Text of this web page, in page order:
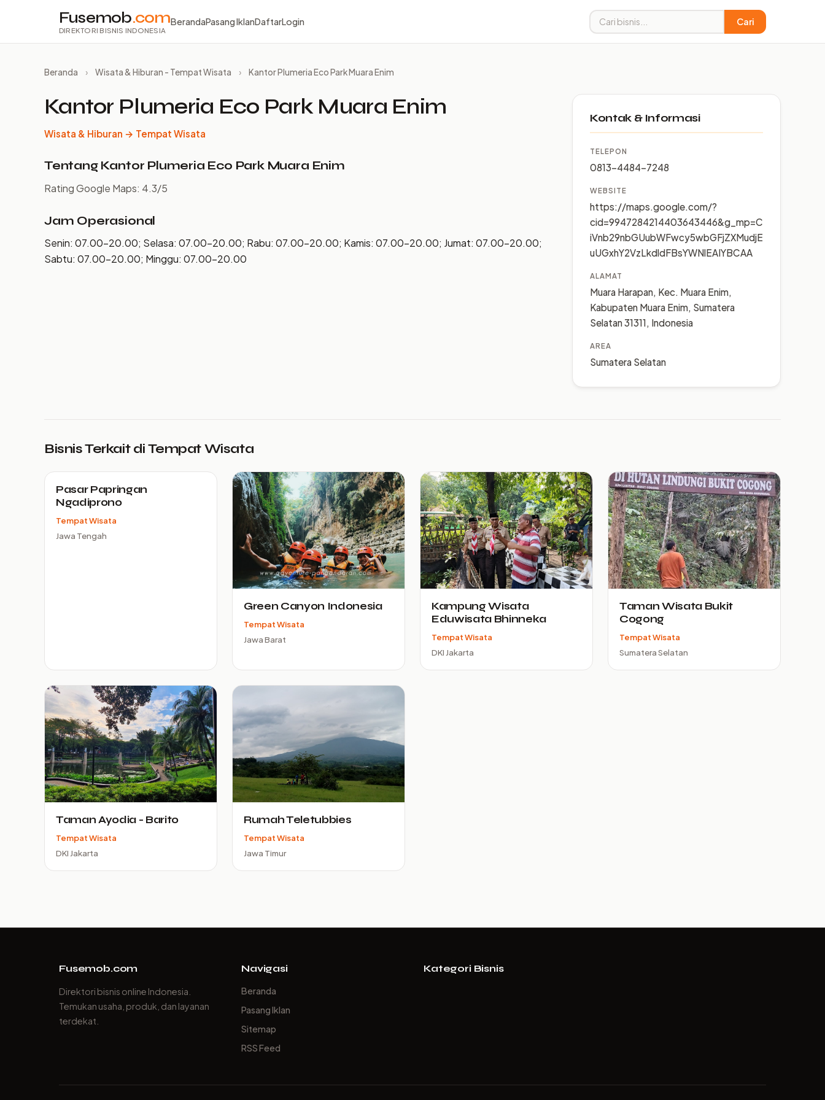
Fusemob.com
DIREKTORI BISNIS INDONESIA
BerandaPasang IklanDaftarLogin Cari
Beranda › Wisata & Hiburan - Tempat Wisata › Kantor Plumeria Eco Park Muara Enim
Kantor Plumeria Eco Park Muara Enim
Wisata & Hiburan → Tempat Wisata
Tentang Kantor Plumeria Eco Park Muara Enim
Rating Google Maps: 4.3/5
Jam Operasional
Senin: 07.00–20.00; Selasa: 07.00–20.00; Rabu: 07.00–20.00; Kamis: 07.00–20.00; Jumat: 07.00–20.00;
Sabtu: 07.00–20.00; Minggu: 07.00–20.00
Kontak & Informasi
TELEPON
0813-4484-7248
WEBSITE
https://maps.google.com/?
cid=9947284214403643446&g_mp=C
iVnb29nbGUubWFwcy5wbGFjZXMudjE
uUGxhY2VzLkdldFBsYWNlEAIYBCAA
ALAMAT
Muara Harapan, Kec. Muara Enim,
Kabupaten Muara Enim, Sumatera
Selatan 31311, Indonesia
AREA
Sumatera Selatan
Bisnis Terkait di Tempat Wisata
Pasar Papringan
Ngadiprono
Tempat Wisata
Jawa Tengah
Green Canyon Indonesia
Tempat Wisata
Jawa Barat
Kampung Wisata
Eduwisata Bhinneka
Tempat Wisata
DKI Jakarta
Taman Wisata Bukit
Cogong
Tempat Wisata
Sumatera Selatan
Taman Ayodia - Barito
Tempat Wisata
DKI Jakarta
Rumah Teletubbies
Tempat Wisata
Jawa Timur
Fusemob.com
Direktori bisnis online Indonesia.
Temukan usaha, produk, dan layanan
terdekat.
Navigasi
Beranda
Pasang Iklan
Sitemap
RSS Feed
Kategori Bisnis